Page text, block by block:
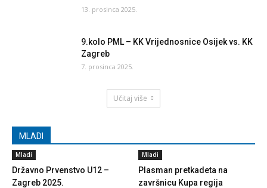
13. prosinca 2025.
9.kolo PML – KK Vrijednosnice Osijek vs. KK
Zagreb
7. prosinca 2025.
Učitaj više
MLADI
Mladi
Državno Prvenstvo U12 –
Zagreb 2025.
Mladi
Plasman pretkadeta na
završnicu Kupa regija